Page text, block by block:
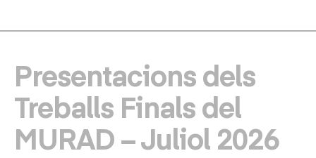
Presentacions dels
Treballs Finals del
MURAD – Juliol 2026